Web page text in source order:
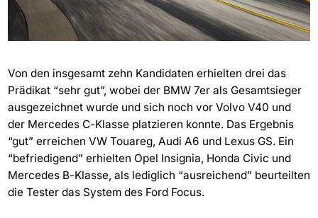
Von den insgesamt zehn Kandidaten erhielten drei das
Prädikat “sehr gut”, wobei der BMW 7er als Gesamtsieger
ausgezeichnet wurde und sich noch vor Volvo V40 und
der Mercedes C-Klasse platzieren konnte. Das Ergebnis
“gut” erreichen VW Touareg, Audi A6 und Lexus GS. Ein
“befriedigend” erhielten Opel Insignia, Honda Civic und
Mercedes B-Klasse, als lediglich “ausreichend” beurteilten
die Tester das System des Ford Focus.